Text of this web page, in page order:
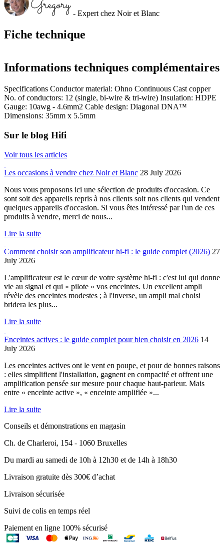
Fiche technique
Informations techniques complémentaires
Specifications Conductor material: Ohno Continuous Cast copper
No. of conductors: 12 (single, bi-wire & tri-wire) Insulation: HDPE
Gauge: 10awg - 4.6mm2 Cable design: Diagonal DNA™
Dimensions: 35mm x 5.5mm
- Expert chez Noir et Blanc
Sur le blog Hifi
Voir tous les articles
Les occasions à vendre chez Noir et Blanc 28 July 2026
Nous vous proposons ici une sélection de produits d'occasion. Ce
sont soit des appareils repris à nos clients soit nos clients qui vendent
quelques appareils d'occasion. Si vous êtes intéressé par l'un de ces
produits à vendre, merci de nous...
Lire la suite
Comment choisir son amplificateur hi-fi : le guide complet (2026) 27
July 2026
L'amplificateur est le cœur de votre système hi-fi : c'est lui qui donne
vie au signal et qui « pilote » vos enceintes. Un excellent ampli
révèle des enceintes modestes ; à l'inverse, un ampli mal choisi
bridera les plus...
Lire la suite
Enceintes actives : le guide complet pour bien choisir en 2026 14
July 2026
Les enceintes actives ont le vent en poupe, et pour de bonnes raisons
: elles simplifient l'installation, gagnent en compacité et offrent une
amplification pensée sur mesure pour chaque haut-parleur. Mais
entre « enceinte active », « enceinte amplifiée »...
Lire la suite
Conseils et démonstrations en magasin
Ch. de Charleroi, 154 - 1060 Bruxelles
Du mardi au samedi de 10h à 12h30 et de 14h à 18h30
Livraison gratuite dès 300€ d’achat
Livraison sécurisée
Suivi de colis en temps réel
Paiement en ligne 100% sécurisé